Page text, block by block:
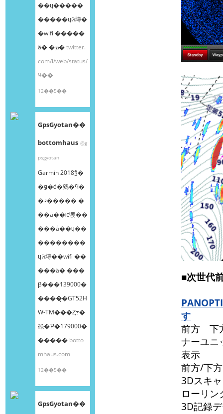
��ɥ�����
�����ɥӥ塼�
�wifi �����
ä� �ܡ�twitter.
com/i/web/status/
9��
12��5��
GpsGyotan��
bottomhaus @g
psgyotan
Garmin 2018ǯ�
�ǥ�ȯ�䳫�Ϥ�
�ޤ����� �
��å��ѥͥ롡��
���å��ɥ��
��������
ɥӥ塼��wifi ��
���ä� ���
β���139000�
����̡�GT52H
W-TM���Ȥ߹�
碌�Ƥ�179000�
����� botto
mhaus.com
12��5��
GpsGyotan��
■次世代
す
前方 下
ナーユ
表示
前方/下
3Dスキ
ローリ
3D記録